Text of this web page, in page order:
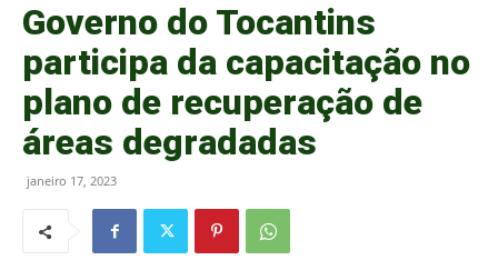
Governo do Tocantins
participa da capacitação no
plano de recuperação de
áreas degradadas
janeiro 17, 2023